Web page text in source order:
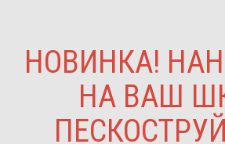
НОВИНКА!
НА ВАШ